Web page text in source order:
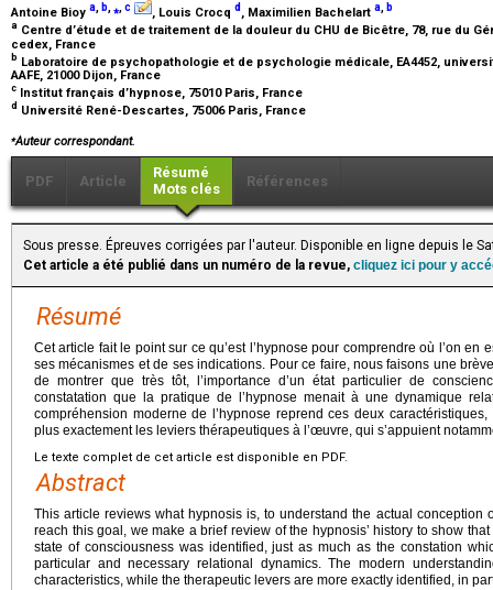
Antoine Bioy a, b,⁎,c , Louis Crocq d , Maximilien Bachelart a, b
a Centre d’étude et de traitement de la douleur du CHU de Bicêtre, 78, rue du
cedex, France
b Laboratoire de psychopathologie et de psychologie médicale, EA4452,
AAFE, 21000 Dijon, France
c Institut français d’hypnose, 75010 Paris, France
d Université René-Descartes, 75006 Paris, France
⁎Auteur correspondant.
PDF Article
Résumé
Mots clés
Références
Sous presse. Épreuves corrigées par l'auteur. Disponible en ligne depuis le
Cet article a été publié dans un numéro de la revue, cliquez ici pour y
Résumé
Cet article fait le point sur ce qu’est l’hypnose pour comprendre où l’on en
ses mécanismes et de ses indications. Pour ce faire, nous faisons une
de montrer que très tôt, l’importance d’un état particulier de
constatation que la pratique de l’hypnose menait à une dynamique
compréhension moderne de l’hypnose reprend ces deux
plus exactement les leviers thérapeutiques à l’œuvre, qui s’appuient
Le texte complet de cet article est disponible en PDF.
Abstract
This article reviews what hypnosis is, to understand the actual conception
reach this goal, we make a brief review of the hypnosis’ history to show
state of consciousness was identified, just as much as the constation
particular and necessary relational dynamics. The modern
characteristics, while the therapeutic levers are more exactly identified, in